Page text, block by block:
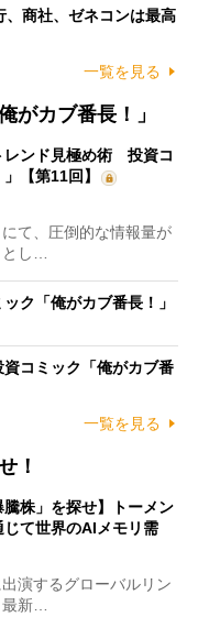
、商社、ゼネコンは最高
一覧を見る
がカブ番長！」
レンド見極め術 投資コ
【第11回】
て、圧倒的な情報量が
し…
ク「俺がカブ番長！」
コミック「俺がカブ番
一覧を見る
！
騰株」を探せ】トーメン
て世界のAIメモリ需
演するグローバルリン
新…